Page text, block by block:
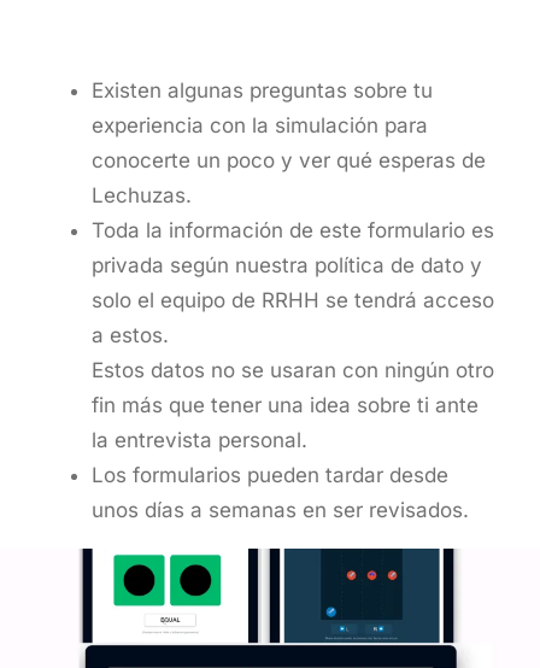
Existen algunas preguntas sobre tu
experiencia con la simulación para
conocerte un poco y ver qué esperas de
Lechuzas.
Toda la información de este formulario es
privada según nuestra política de dato y
solo el equipo de RRHH se tendrá acceso
a estos.
Estos datos no se usaran con ningún otro
fin más que tener una idea sobre ti ante
la entrevista personal.
Los formularios pueden tardar desde
unos días a semanas en ser revisados.